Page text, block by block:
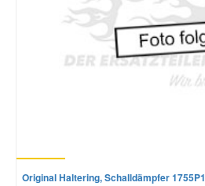
Original Haltering, Schalldämpfer 1755P1